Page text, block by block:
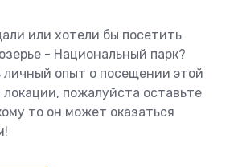
или хотели бы посетить
- Национальный парк?
личный опыт о посещении этой
пожалуйста оставьте
то он может оказаться